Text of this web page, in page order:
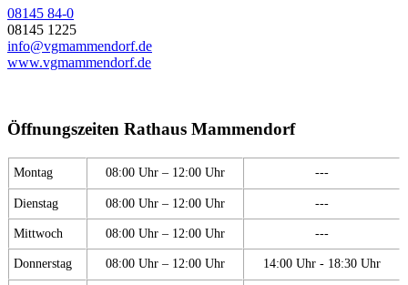
08145 84-0
08145 1225
info@vgmammendorf.de
www.vgmammendorf.de
Öffnungszeiten Rathaus Mammendorf
Montag 08:00 Uhr – 12:00 Uhr ---
Dienstag 08:00 Uhr – 12:00 Uhr ---
Mittwoch 08:00 Uhr – 12:00 Uhr ---
Donnerstag 08:00 Uhr – 12:00 Uhr 14:00 Uhr - 18:30 Uhr